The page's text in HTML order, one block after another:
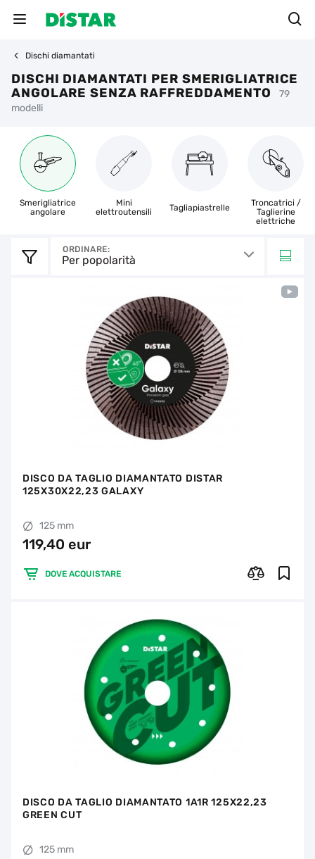
Dischi diamantati
DISCHI DIAMANTATI PER SMERIGLIATRICE
ANGOLARE SENZA RAFFREDDAMENTO
79
modelli
Smerigliatrice
angolare
Mini
elettroutensili
Tagliapiastrelle
Troncatrici /
Taglierine
elettriche
ORDINARE:
Per popolarità
DISCO DA TAGLIO DIAMANTATO DISTAR
125X30X22,23 GALAXY
125 mm
119,40 eur
DOVE ACQUISTARE
DISCO DA TAGLIO DIAMANTATO 1A1R 125X22,23
GREEN CUT
125 mm